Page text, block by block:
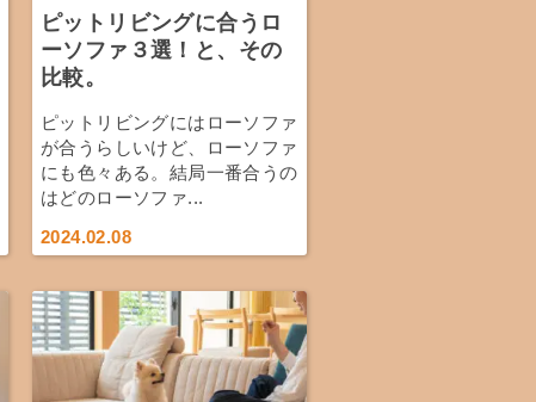
ピットリビングに合うロ
ーソファ３選！と、その
比較。
ピットリビングにはローソファ
が合うらしいけど、ローソファ
にも色々ある。結局一番合うの
はどのローソファ...
2024.02.08